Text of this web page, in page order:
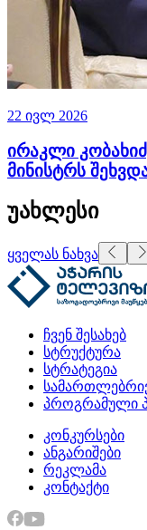
22 ივლ 2026
ირაკლი
მინისტრს
უახლესი
ყველას ნახვა
ჩვენ შესახებ
სტრუქტურა
სტრატეგია
პროგრამული
კონკურსები
ანგარიშები
რეკლამა
კონტაქტი